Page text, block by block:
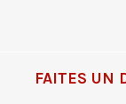
FAITES UN